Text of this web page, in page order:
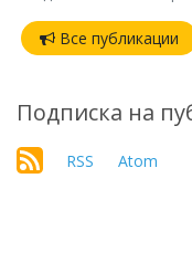
Все публикации
Подписка на
RSS Atom